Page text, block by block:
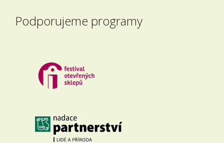
Podporujeme programy